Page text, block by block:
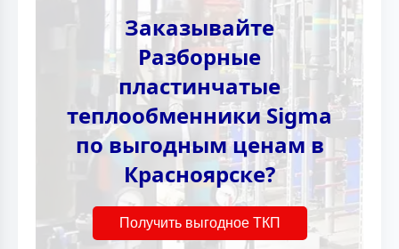
Заказывайте
Разборные
пластинчатые
теплообменники Sigma
по выгодным ценам в
Красноярске?
Получить выгодное ТКП